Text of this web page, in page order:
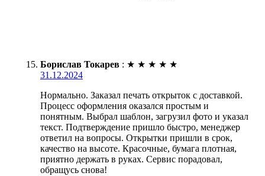
Борислав Токарев : ★ ★ ★ ★ ★
31.12.2024
Нормально. Заказал печать открыток с доставкой.
Процесс оформления оказался простым и
понятным. Выбрал шаблон, загрузил фото и указал
текст. Подтверждение пришло быстро, менеджер
ответил на вопросы. Открытки пришли в срок,
качество на высоте. Красочные, бумага плотная,
приятно держать в руках. Сервис порадовал,
обращусь снова!